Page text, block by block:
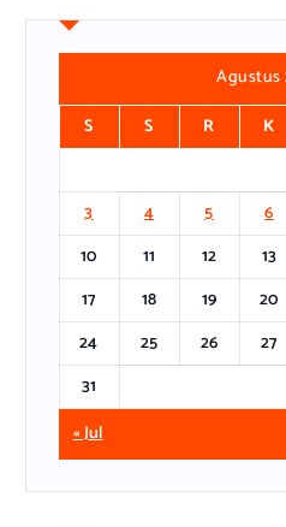
Agustus
S
S R K
3
4 5 6
10
11 12 13
17
18 19 20
24
25 26 27
31
« Jul